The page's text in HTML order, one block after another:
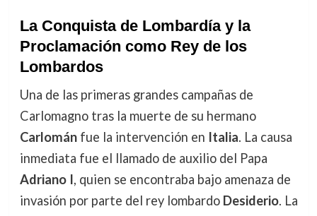
La Conquista de Lombardía y la
Proclamación como Rey de los
Lombardos
Una de las primeras grandes campañas de
Carlomagno tras la muerte de su hermano
Carlománfue la intervención en Italia. La causa
inmediata fue el llamado de auxilio del Papa
Adriano I, quien se encontraba bajo amenaza de
invasión por parte del rey lombardo Desiderio. La